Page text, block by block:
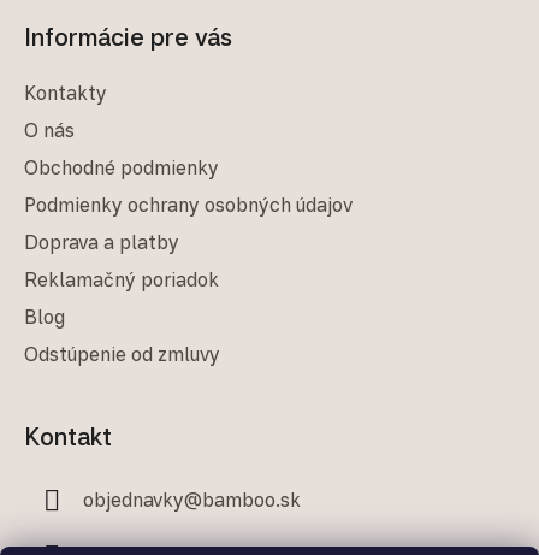
Informácie pre vás
Kontakty
O nás
Obchodné podmienky
Podmienky ochrany osobných údajov
Doprava a platby
Reklamačný poriadok
Blog
Odstúpenie od zmluvy
Kontakt
objednavky@bamboo.sk